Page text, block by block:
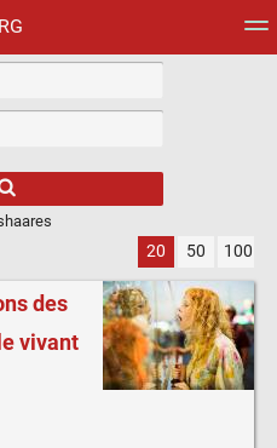
20 50 100
des
vivant